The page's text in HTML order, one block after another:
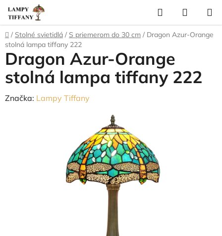
Prejsť
na
obsah
Hľadať
KOŠÍK
Domov
/ Stolné svietidlá / S priemerom do 30 cm / Dragon Azur-Orange
stolná lampa tiffany 222
Dragon Azur-Orange
stolná lampa tiffany 222
Značka: Lampy Tiffany